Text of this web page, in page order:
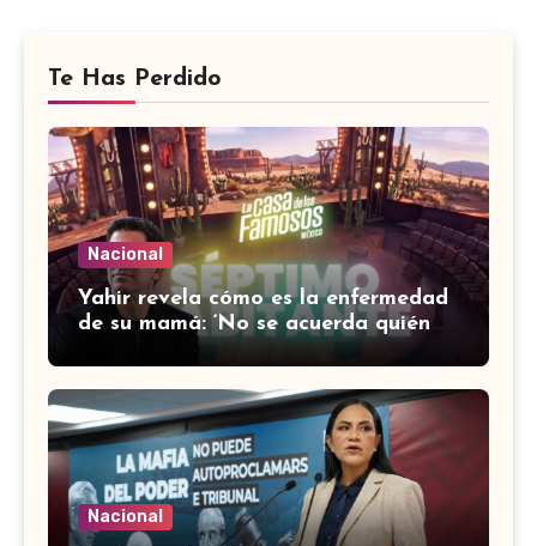
Te Has Perdido
Nacional
Yahir revela cómo es la enfermedad
de su mamá: ‘No se acuerda quién
soy, que canto’
Nacional